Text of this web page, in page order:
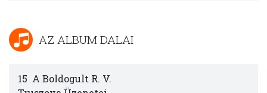
AZ ALBUM DALAI
15 A Boldogult R. V.